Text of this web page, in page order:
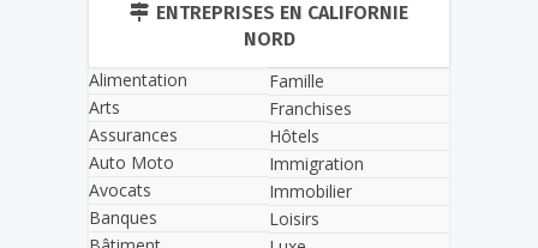
ENTREPRISES EN CALIFORNIE
NORD
Alimentation
Arts
Assurances
Auto Moto
Avocats
Banques
Famille
Franchises
Hôtels
Immigration
Immobilier
Loisirs